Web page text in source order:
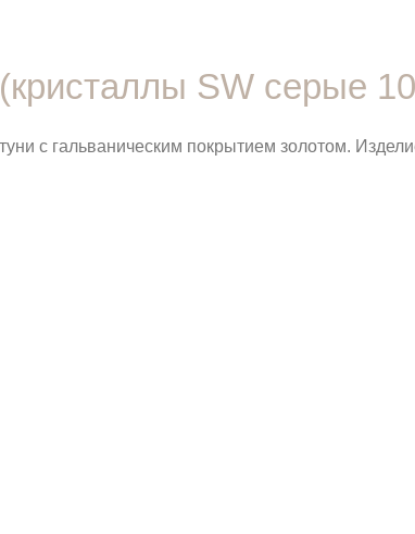
SW серые
с гальваническим покрытием золотом.